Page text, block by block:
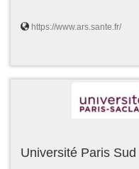
https://www.ars.sante.fr/
Université Paris Sud